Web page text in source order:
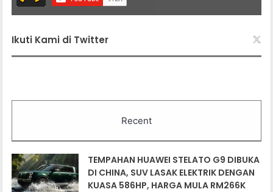
Ikuti Kami di Twitter
Recent
TEMPAHAN HUAWEI STELATO G9 DIBUKA
DI CHINA, SUV LASAK ELEKTRIK DENGAN
KUASA 586HP, HARGA MULA RM266K